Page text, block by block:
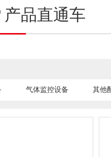
产品直通车
气体监控设备 其他